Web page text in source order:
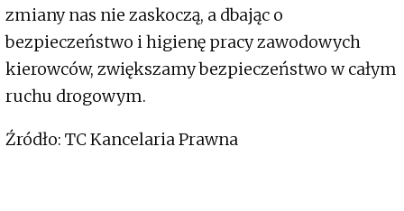
zmiany nas nie zaskoczą, a dbając o
bezpieczeństwo i higienę pracy zawodowych
kierowców, zwiększamy bezpieczeństwo w całym
ruchu drogowym.
Źródło: TC Kancelaria Prawna